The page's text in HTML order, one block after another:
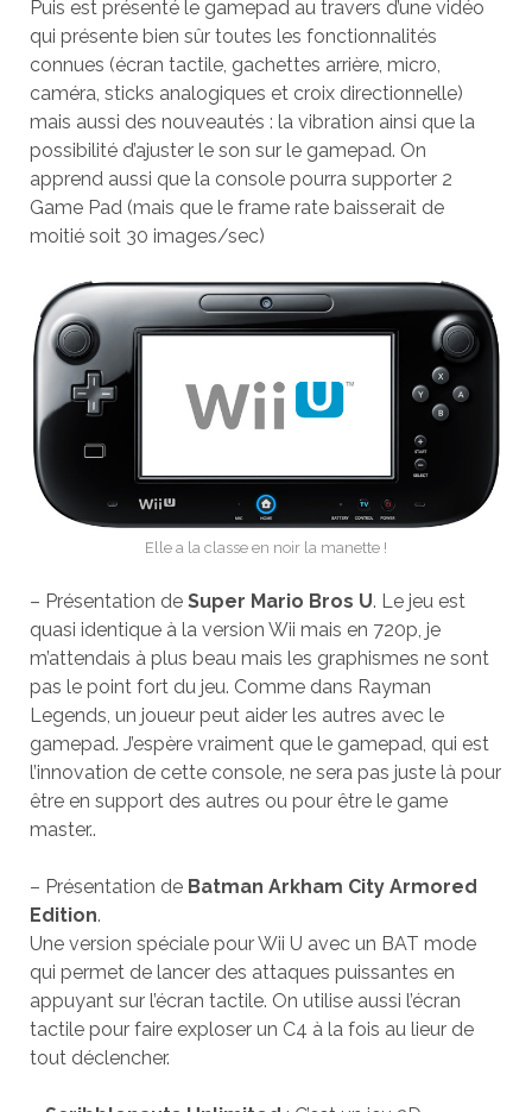
Puis est présenté le gamepad au travers d’une vidéo
qui présente bien sûr toutes les fonctionnalités
connues (écran tactile, gachettes arrière, micro,
caméra, sticks analogiques et croix directionnelle)
mais aussi des nouveautés : la vibration ainsi que la
possibilité d’ajuster le son sur le gamepad. On
apprend aussi que la console pourra supporter 2
Game Pad (mais que le frame rate baisserait de
moitié soit 30 images/sec)
Elle a la classe en noir la manette !
– Présentation de Super Mario Bros U. Le jeu est
quasi identique à la version Wii mais en 720p, je
m’attendais à plus beau mais les graphismes ne sont
pas le point fort du jeu. Comme dans Rayman
Legends, un joueur peut aider les autres avec le
gamepad. J’espère vraiment que le gamepad, qui est
l’innovation de cette console, ne sera pas juste là pour
être en support des autres ou pour être le game
master..
– Présentation de Batman Arkham City Armored
Edition.
Une version spéciale pour Wii U avec un BAT mode
qui permet de lancer des attaques puissantes en
appuyant sur l’écran tactile. On utilise aussi l’écran
tactile pour faire exploser un C4 à la fois au lieur de
tout déclencher.